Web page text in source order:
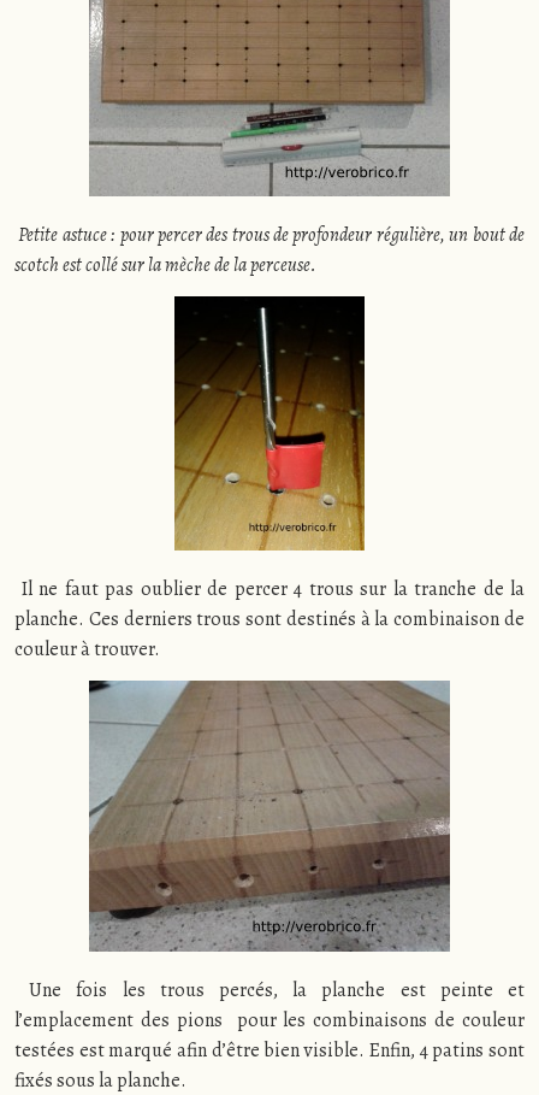
Petite astuce : pour percer des trous de profondeur régulière, un bout de
scotch est collé sur la mèche de la perceuse.
Il ne faut pas oublier de percer 4 trous sur la tranche de la
planche. Ces derniers trous sont destinés à la combinaison de
couleur à trouver.
Une fois les trous percés, la planche est peinte et
l’emplacement des pions pour les combinaisons de couleur
testées est marqué afin d’être bien visible. Enfin, 4 patins sont
fixés sous la planche.